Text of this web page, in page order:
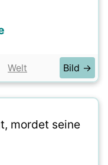
Welt Bild →
mordet seine